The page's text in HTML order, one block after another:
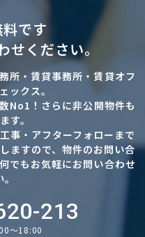
です
せください。
所・賃貸事務所・賃貸オフ
ックス。
No1！さらに非公開物件も
す。
事・アフターフォローまで
ますので、物件のお問い合
でもお気軽にお問い合わせ
213
～18:00